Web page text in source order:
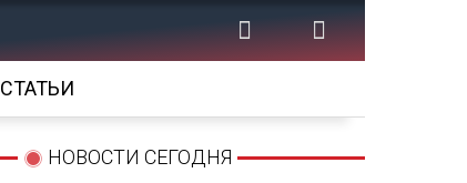
СТАТЬИ
НОВОСТИ СЕГОДНЯ